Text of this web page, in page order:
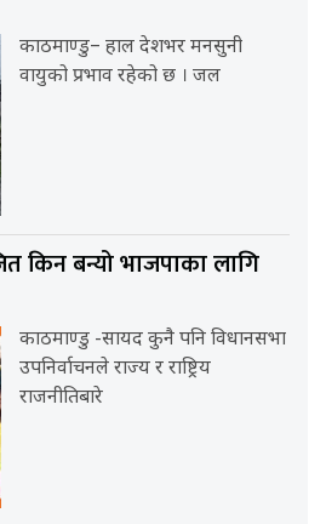
काठमाण्डु– हाल देशभर मनसुनी
वायुको प्रभाव रहेको छ । जल
किन बन्यो भाजपाका लागि
काठमाण्डु -सायद कुनै पनि विधानसभा
उपनिर्वाचनले राज्य र राष्ट्रिय
राजनीतिबारे